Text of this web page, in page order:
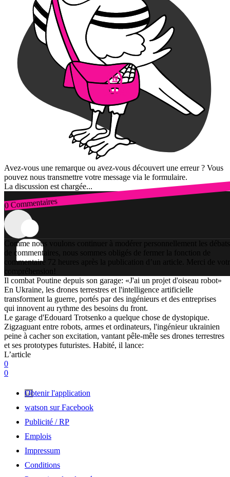
Avez-vous une remarque ou avez-vous découvert une erreur ? Vous
pouvez nous transmettre votre message via le formulaire.
La discussion est chargée...
0 Commentaires
Connexion
Comme nous voulons continuer à modérer personnellement les débats
de commentaires, nous sommes obligés de fermer la fonction de
commentaire 72 heures après la publication d’un article. Merci de
compréhension!
Il combat Poutine depuis son garage: «J'ai un projet d'oiseau robot»
En Ukraine, les drones terrestres et l'intelligence artificielle
transforment la guerre, portés par des ingénieurs et des entreprises
qui innovent au rythme des besoins du front.
Le garage d'Edouard Trotsenko a quelque chose de dystopique.
Zigzaguant entre robots, armes et ordinateurs, l'ingénieur ukrainien
peine à cacher son excitation, vantant pêle-mêle ses drones terrestres
et ses prototypes futuristes. Habité, il lance:
L’article
0
0
Obtenir l'application
watson sur Facebook
Publicité / RP
Emplois
Impressum
Conditions